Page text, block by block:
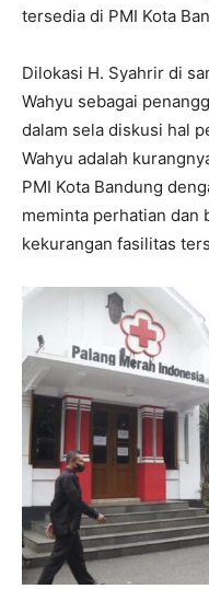
tersedia di PMI Kota
Dilokasi H. Syahrir di
Wahyu sebagai
dalam sela diskusi hal
Wahyu adalah
PMI Kota Bandung
meminta perhatian dan
kekurangan fasilitas